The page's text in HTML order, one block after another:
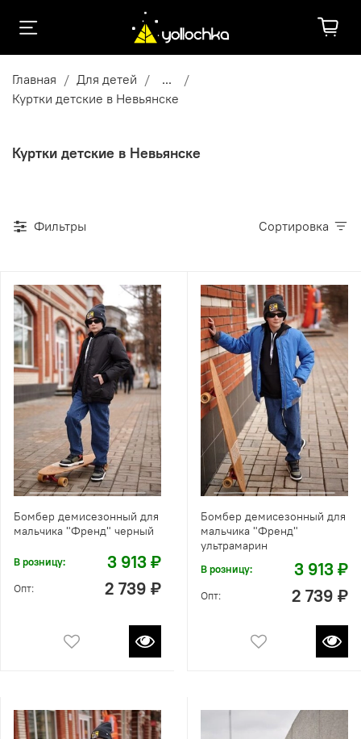
Главная Для детей
...
Куртки детские в Невьянске
Куртки детские в Невьянске
Фильтры Сортировка
Бомбер демисезонный для
мальчика "Френд" черный
В розницу: 3 913 ₽
Опт: 2 739 ₽
Бомбер демисезонный для
мальчика "Френд"
ультрамарин
В розницу: 3 913 ₽
Опт: 2 739 ₽